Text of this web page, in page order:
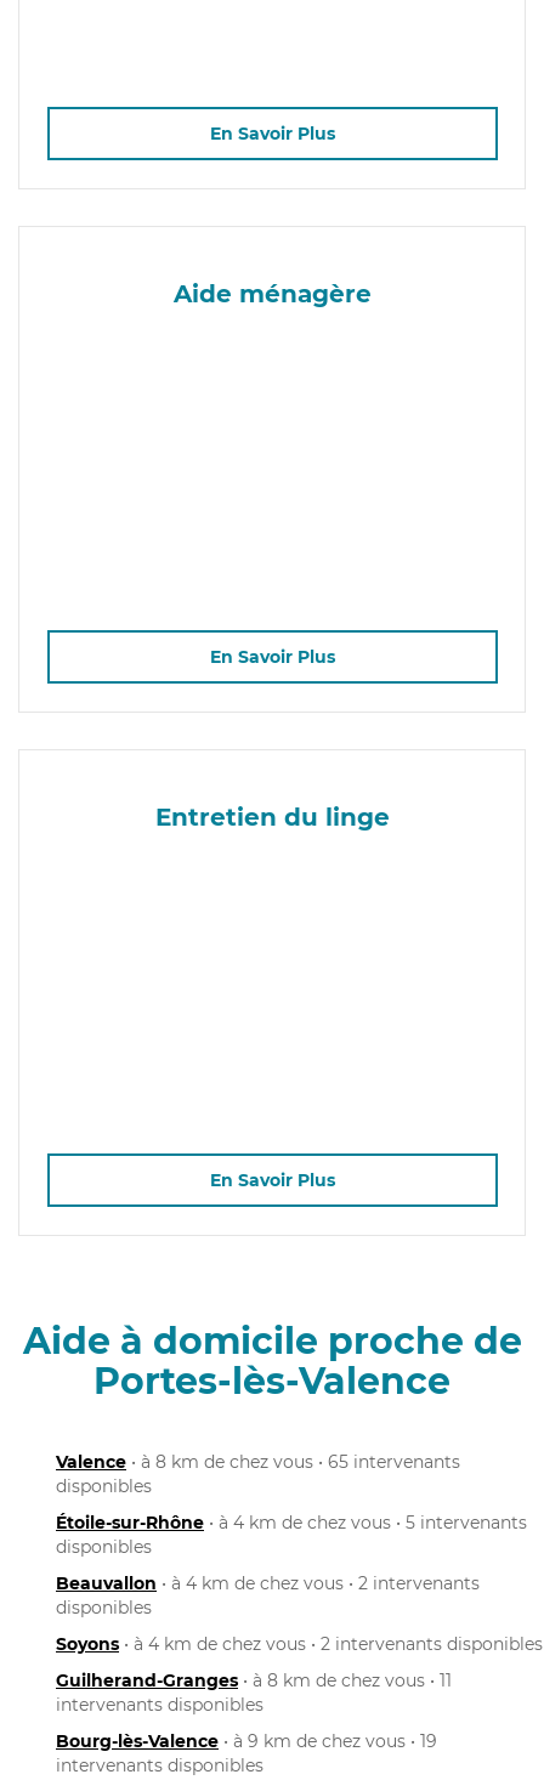
En Savoir Plus
Aide ménagère
En Savoir Plus
Entretien du linge
En Savoir Plus
Aide à domicile proche de
Portes-lès-Valence
Valence • à 8 km de chez vous • 65 intervenants
disponibles
Étoile-sur-Rhône • à 4 km de chez vous • 5 intervenants
disponibles
Beauvallon • à 4 km de chez vous • 2 intervenants
disponibles
Soyons • à 4 km de chez vous • 2 intervenants disponibles
Guilherand-Granges • à 8 km de chez vous • 11
intervenants disponibles
Bourg-lès-Valence • à 9 km de chez vous • 19
intervenants disponibles